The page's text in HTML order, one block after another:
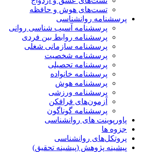
تست‌های هوش و حافظه
پرسشنامه روانشناسی
پرسشنامه آسیب شناسی روانی
پرسشنامه روابط بین فردی
پرسشنامه سازمانی شغلی
پرسشنامه شخصیت
پرسشنامه تحصیلی
پرسشنامه خانواده
پرسشنامه هوش
پرسشنامه ورزشی
آزمون‌های فرافکن
پرسشنامه گوناگون
پاورپوینت های روانشناسی
جزوه ها
پروتکل‌های روانشناسی
پیشینه پژوهش (پیشینه تحقیق)